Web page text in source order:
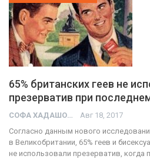
65% британских геев не
презерватив при
СОФА ХАДАШОТ Авг 18, 2017
Согласно данным нового
в Великобритании, 65% геев и
не использовали презерватив, когда